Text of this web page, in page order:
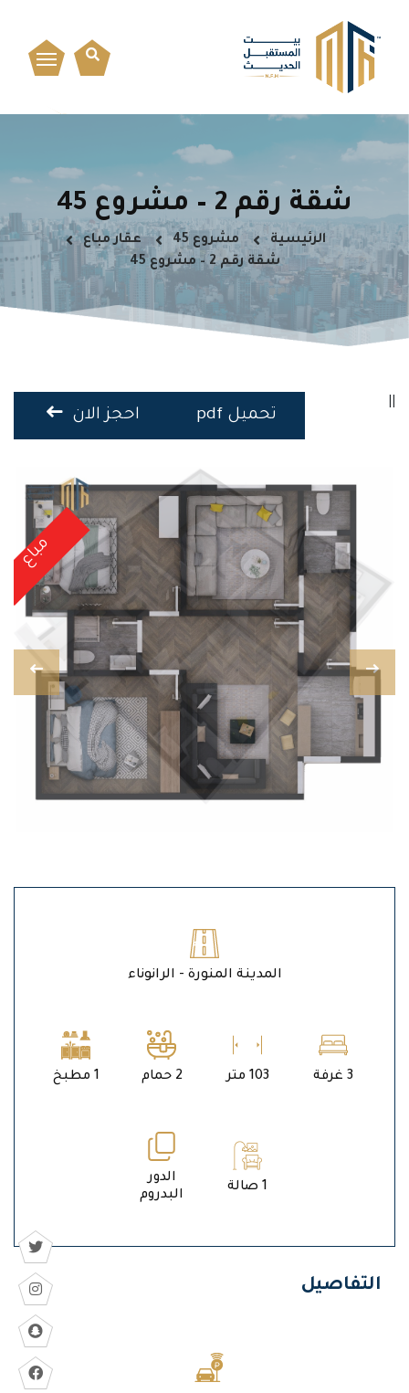
شقة رقم 2 – مشروع 45
الرئيسية مشروع 45
عقار مباع
شقة رقم 2 – مشروع 45
احجز الان تحميل pdf
مباع
المدينة المنورة - الرانوناء
3 غرفة 103 متر 2 حمام 1 مطبخ
1 صالة
الدور
البدروم
التفاصيل